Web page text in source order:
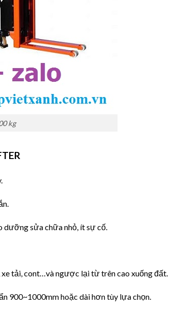
kg
dưỡng sửa chữa nhỏ, ít sự cố.
xe tải, cont…và ngược lại từ trên cao xuống đất.
900~1000mm hoặc dài hơn tùy lựa chọn.